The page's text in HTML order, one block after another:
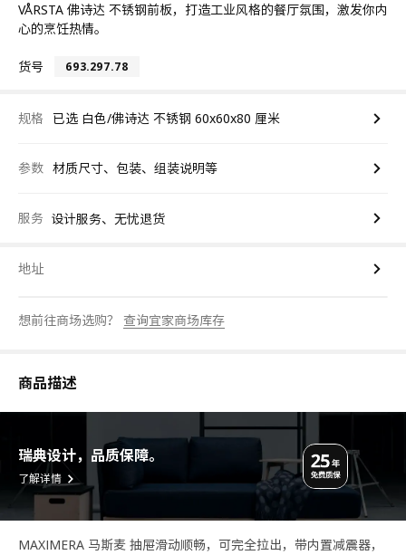
VÅRSTA 佛诗达 不锈钢前板，打造工业风格的餐厅氛围，激发你内
心的烹饪热情。
货号 693.297.78
规格 已选 白色/佛诗达 不锈钢 60x60x80 厘米
参数 材质尺寸、包装、组装说明等
服务 设计服务、无忧退货
地址
想前往商场选购？ 查询宜家商场库存
商品描述
瑞典设计，品质保障。
了解详情
MAXIMERA 马斯麦 抽屉滑动顺畅，可完全拉出，带内置减震器，